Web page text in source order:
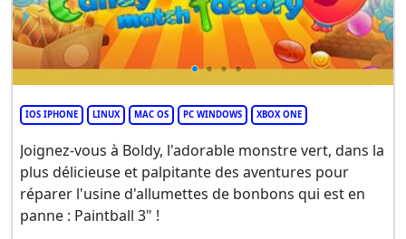
IOS IPHONE LINUX MAC OS PC WINDOWS XBOX ONE
Joignez-vous à Boldy, l'adorable monstre vert, dans la
plus délicieuse et palpitante des aventures pour
réparer l'usine d'allumettes de bonbons qui est en
panne : Paintball 3" !